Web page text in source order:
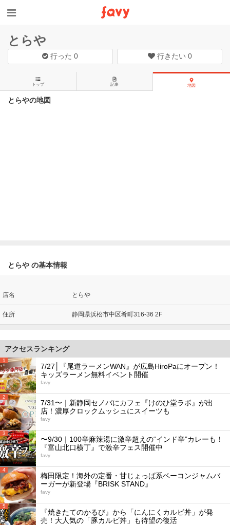
とらや
行った0 行きたい 0
トップ 記事 地図
とらやの地図
とらや の基本情報
店名 とらや
住所 静岡県浜松市中区肴町316-36 2F
アクセスランキング
1
7/27│『尾道ラーメンWAN』が広島HiroPaにオープン！
キッズラーメン無料イベント開催
favy
2
7/31〜｜新静岡セノバにカフェ『けのひ堂ラボ』が出
店！濃厚クロックムッシュにスイーツも
favy
3
〜9/30｜100辛麻辣湯に激辛超えの“インド辛”カレーも！
『富山北口横丁』で激辛フェス開催中
favy
4
梅田限定！海外の定番・甘じょっぱ系ベーコンジャムバ
ーガーが新登場『BRISK STAND』
favy
5
『焼きたてのかるび』から「にんにくカルビ丼」が発
売！大人気の「豚カルビ丼」も待望の復活